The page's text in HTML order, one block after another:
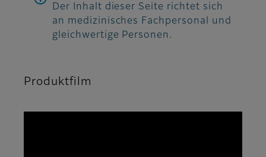
Der Inhalt dieser Seite richtet sich
an medizinisches Fachpersonal und
gleichwertige Personen.
Produktfilm